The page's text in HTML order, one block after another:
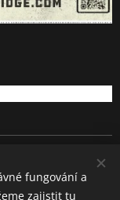
fungování a
zajistit tu